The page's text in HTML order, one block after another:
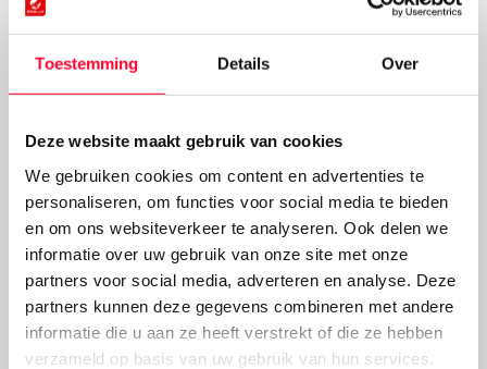
Toestemming Details Over
Deze website maakt gebruik van cookies
We gebruiken cookies om content en advertenties te
personaliseren, om functies voor social media te bieden
en om ons websiteverkeer te analyseren. Ook delen we
informatie over uw gebruik van onze site met onze
partners voor social media, adverteren en analyse. Deze
partners kunnen deze gegevens combineren met andere
informatie die u aan ze heeft verstrekt of die ze hebben
verzameld op basis van uw gebruik van hun services.
Nog meer redenen om op de
werk te gaan
Door regelmatig op de
langer fit en gezond. Elke dag even een momentje voor
uzelf zonder dat u veel hoeft na te denken. Dat
vermindert weer stress. U kunt files vermijden en drukte
in het verkeer omzeilen. En u heeft geen benzinekosten
of dure ov-abonnementen. Maar wat dacht u van
gezelligheid? Meer collega’s die op die fiets naar het werk
gaan? Ga gezellig samen, dat is weer goed voor de sociale